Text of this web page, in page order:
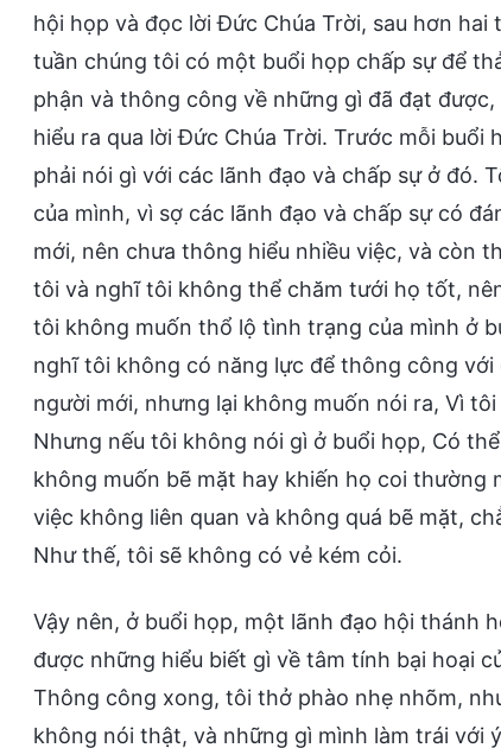
hội họp và đọc lời Đức Chúa Trời, sau hơn
tuần chúng tôi có một buổi họp chấp sự để
phận và thông công về những gì đã đạt
hiểu ra qua lời Đức Chúa Trời. Trước mỗi
phải nói gì với các lãnh đạo và chấp sự ở đó.
của mình, vì sợ các lãnh đạo và chấp sự có
mới, nên chưa thông hiểu nhiều việc, và còn
tôi và nghĩ tôi không thể chăm tưới họ tốt,
tôi không muốn thổ lộ tình trạng của mình ở
nghĩ tôi không có năng lực để thông công
người mới, nhưng lại không muốn nói ra, Vì
Nhưng nếu tôi không nói gì ở buổi họp, Có
không muốn bẽ mặt hay khiến họ coi
việc không liên quan và không quá bẽ mặt,
Như thế, tôi sẽ không có vẻ kém cỏi.
Vậy nên, ở buổi họp, một lãnh đạo hội thánh
được những hiểu biết gì về tâm tính bại hoại
Thông công xong, tôi thở phào nhẹ nhõm,
không nói thật, và những gì mình làm trái với